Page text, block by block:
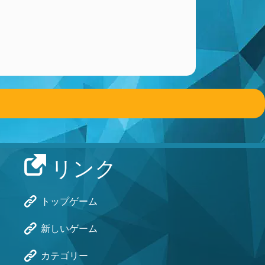
リンク
トップゲーム
新しいゲーム
カテゴリー